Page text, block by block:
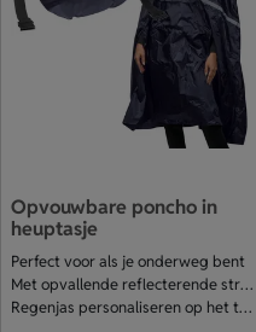
Opvouwbare poncho in
heuptasje
Perfect voor als je onderweg bent
Met opvallende reflecterende strepen
Regenjas personaliseren op het tasje